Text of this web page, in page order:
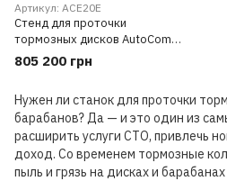
Артикул: ACE20E
Стенд для проточки
тормозных дисков AutoComp
Elite с комплектом адаптеров
PRO 20-3388-1 ACE20E
805 200 грн
Нужен ли станок для проточки
барабанов? Да — и это один из
расширить услуги СТО, привлечь
доход. Со временем тормозные
пыль и грязь на дисках и